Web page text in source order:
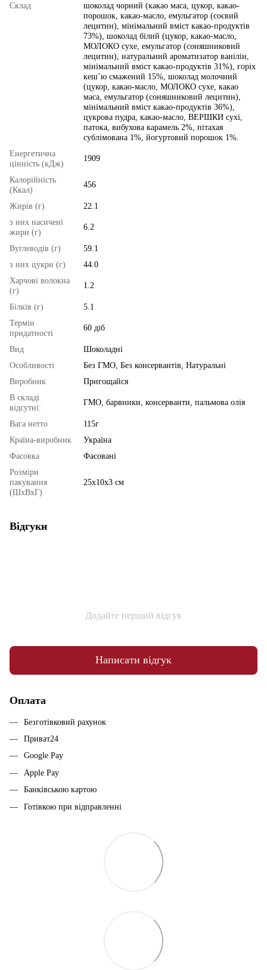
Склад
шоколад чорний (какао маса, цукор, какао-
порошок, какао-масло, емульгатор (соєвий
лецитин), мінімальний вміст какао-продуктів
73%), шоколад білий (цукор, какао-масло,
МОЛОКО сухе, емульгатор (соняшниковий
лецитин), натуральний ароматизатор ванілін,
мінімальний вміст какао-продуктів 31%), горіх
кеш’ю смажений 15%, шоколад молочний
(цукор, какао-масло, МОЛОКО сухе, какао
маса, емульгатор (соняшниковий лецитин),
мінімальний вміст какао-продуктів 36%),
цукрова пудра, какао-масло, ВЕРШКИ сухі,
патока, вибухова карамель 2%, пітахая
сублімована 1%, йогуртовий порошок 1%.
Енергетична
цінність (кДж)
1909
Калорійність
(Ккал)
456
Жирів (г)
22.1
з них насичені
жири (г)
6.2
Вуглеводів (г)
59.1
з них цукри (г)
44.0
Харчові волокна
(г)
1.2
Білків (г)
5.1
Термін
придатності
60 діб
Вид
Шоколадні
Особливості
Без ГМО, Без консервантів, Натуральні
Виробник
Пригощайся
В складі
відсутні:
ГМО, барвники, консерванти, пальмова олія
Вага нетто
115г
Країна-виробник
Україна
Фасовка
Фасовані
Розміри
пакування
(ШхВхГ)
25х10х3 см
Відгуки
Додайте перший відгук
Написати відгук
Оплата
Безготівковий рахунок
Приват24
Google Pay
Apple Pay
Банківською картою
Готівкою при відправленні